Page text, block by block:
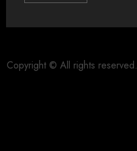
Copyright © All rights reserved.